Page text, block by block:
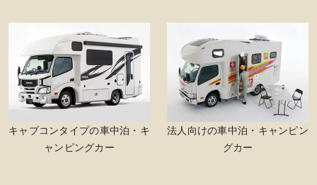
キャブコンタイプの車中泊・キ
ャンピングカー
法人向けの車中泊・キャンピン
グカー